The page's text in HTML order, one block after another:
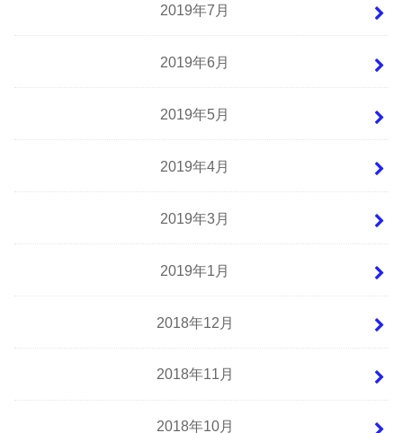
2019年7月
2019年6月
2019年5月
2019年4月
2019年3月
2019年1月
2018年12月
2018年11月
2018年10月